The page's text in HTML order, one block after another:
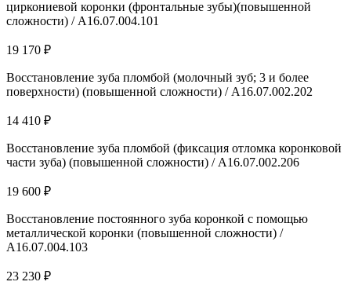
циркониевой коронки (фронтальные зубы)(повышенной
сложности) / A16.07.004.101
19 170 ₽
Восстановление зуба пломбой (молочный зуб; 3 и более
поверхности) (повышенной сложности) / А16.07.002.202
14 410 ₽
Восстановление зуба пломбой (фиксация отломка коронковой
части зуба) (повышенной сложности) / А16.07.002.206
19 600 ₽
Восстановление постоянного зуба коронкой с помощью
металлической коронки (повышенной сложности) /
A16.07.004.103
23 230 ₽